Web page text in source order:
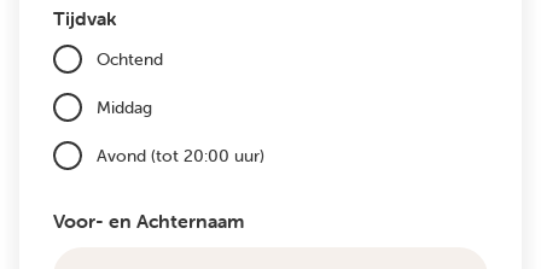
Tijdvak
Ochtend
Middag
Avond (tot 20:00 uur)
Voor- en Achternaam